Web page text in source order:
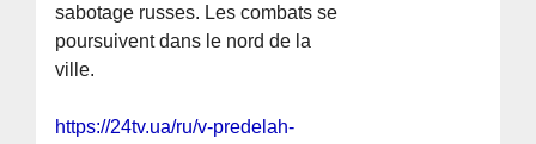
sabotage russes. Les combats se
poursuivent dans le nord de la
ville.
https://24tv.ua/ru/v-predelah-